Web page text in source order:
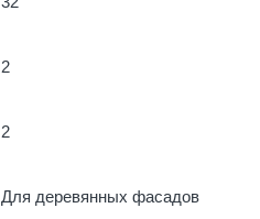
2
2
Для деревянных фасадов